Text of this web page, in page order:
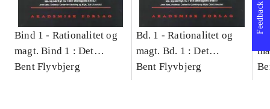
Bind 1 - Rationalitet og
magt. Bind 1 : Det
konkretes videnskab
Bent Flyvbjerg
Bd. 1 -Rationalitet og
magt. Bd. 1 : Det
konkretes videnskab
Bent Flyvbjerg
Feedback